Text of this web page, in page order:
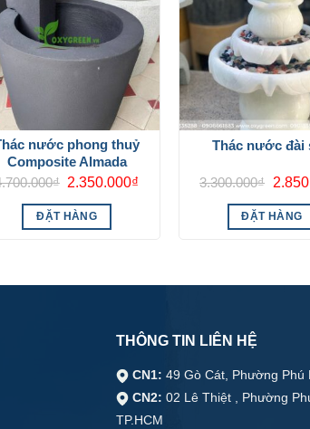
nước phong thuỷ
Composite Almada
₫ Giá
gốc
là:
4.700.000₫.
2.350.000₫
ĐẶT HÀNG
Thác nước đài
3.300.000₫ Giá
gốc
là:
ĐẶT HÀNG
THÔNG TIN LIÊN HỆ
CN1: 49 Gò Cát, Phường Phú
CN2: 02 Lê Thiệt , Phường
TP.HCM